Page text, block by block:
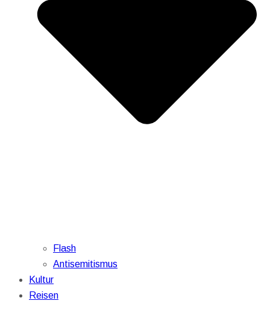
Flash
Antisemitismus
Kultur
Reisen